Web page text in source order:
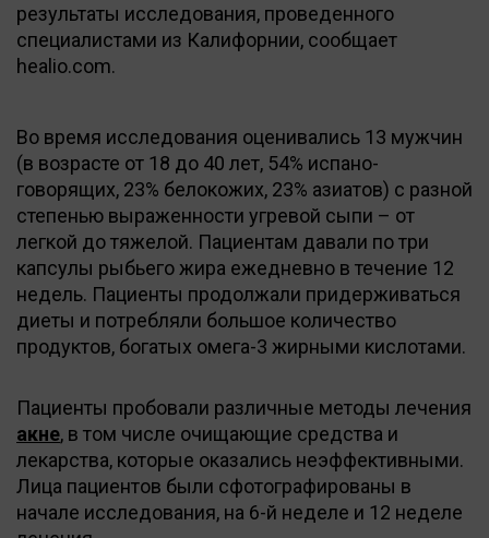
результаты исследования, проведенного
специалистами из Калифорнии, сообщает
healio.com.
Во время исследования оценивались 13 мужчин
(в возрасте от 18 до 40 лет, 54% испано-
говорящих, 23% белокожих, 23% азиатов) с разной
степенью выраженности угревой сыпи – от
легкой до тяжелой. Пациентам давали по три
капсулы рыбьего жира ежедневно в течение 12
недель. Пациенты продолжали придерживаться
диеты и потребляли большое количество
продуктов, богатых омега-3 жирными кислотами.
Пациенты пробовали различные методы лечения
акне, в том числе очищающие средства и
лекарства, которые оказались неэффективными.
Лица пациентов были сфотографированы в
начале исследования, на 6-й неделе и 12 неделе